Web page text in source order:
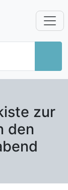
zur
den